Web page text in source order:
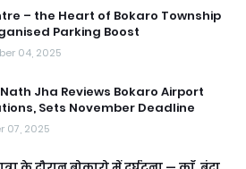
– the Heart of Bokaro Township
Parking Boost
04, 2025
Nath Jha Reviews Bokaro Airport
Sets November Deadline
07, 2025